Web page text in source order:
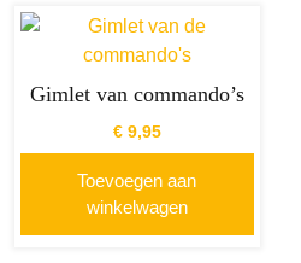
Gimlet van commando’s
€9,95
Toevoegen aan
winkelwagen